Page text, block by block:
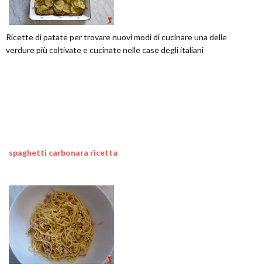
Ricette di patate per trovare nuovi modi di cucinare una delle
verdure più coltivate e cucinate nelle case degli italiani
spaghetti carbonara ricetta